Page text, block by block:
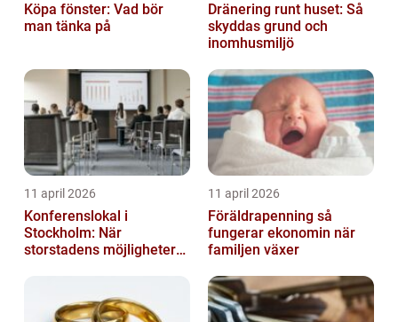
Köpa fönster: Vad bör
man tänka på
Dränering runt huset: Så
skyddas grund och
inomhusmiljö
11 april 2026
Konferenslokal i
Stockholm: När
storstadens möjligheter
11 april 2026
Föräldrapenning så
fungerar ekonomin när
familjen växer